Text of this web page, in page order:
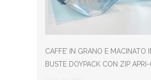
CAFFE’ IN GRANO E MACINATO
BUSTE DOYPACK CON ZIP APRI-